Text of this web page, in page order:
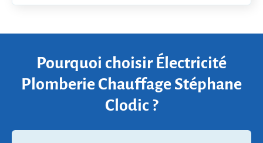
Pourquoi choisir Électricité
Plomberie Chauffage Stéphane
Clodic ?